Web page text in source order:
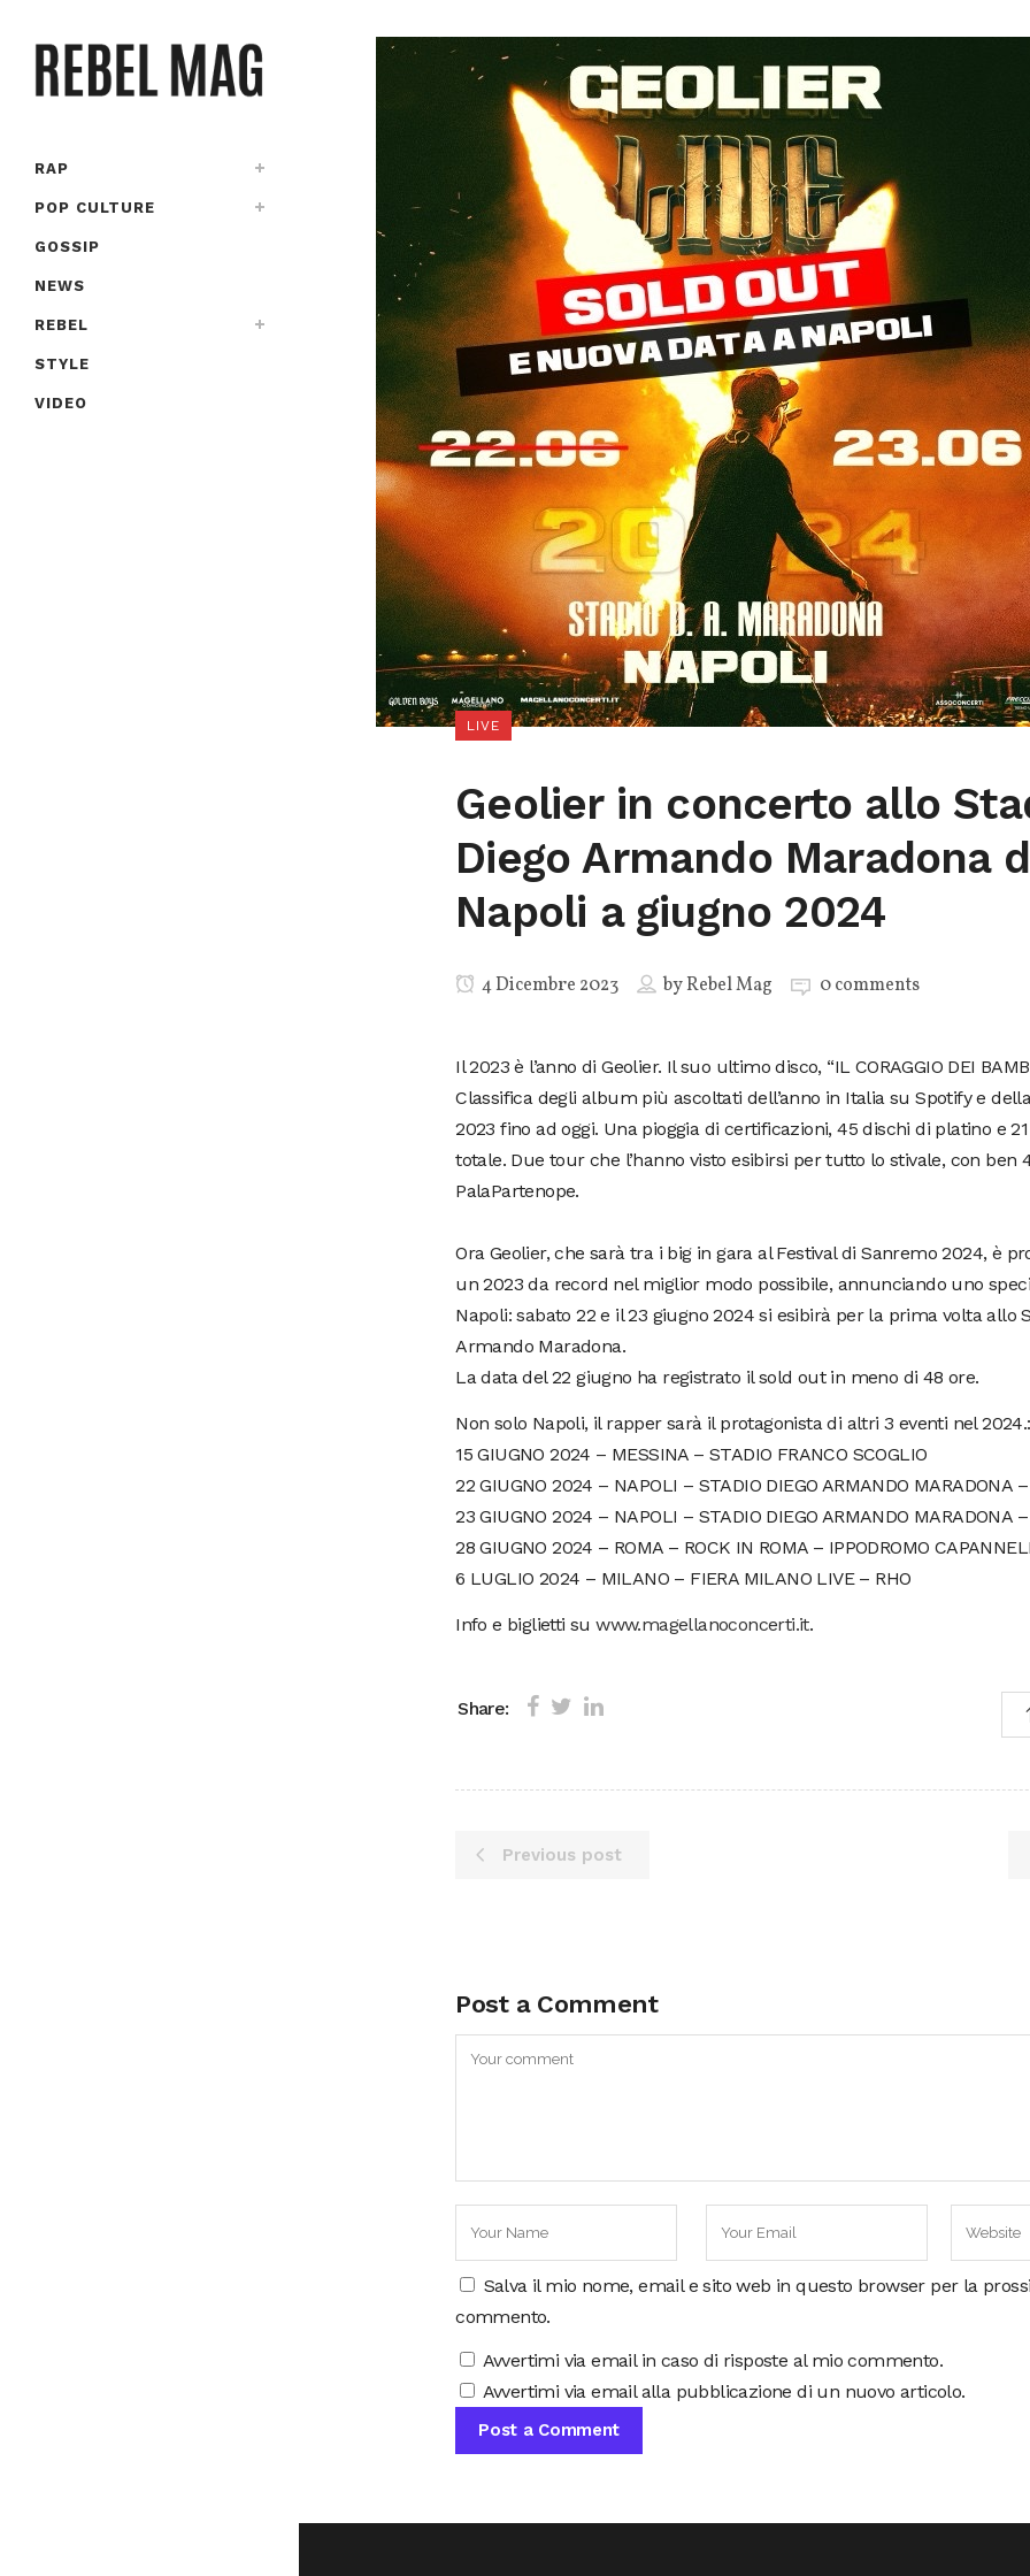
RAP
POP CULTURE
GOSSIP
NEWS
REBEL
STYLE
VIDEO
LIVE
Geolier in concerto allo
Diego Armando Maradona
Napoli a giugno 2024
4 Dicembre 2023 byRebel Mag 0 comments
Il 2023 è l’anno di Geolier. Il suo ultimo disco, “IL CORAGGIO DEI
Classifica degli album più ascoltati dell’anno in Italia su Spotify e
2023 fino ad oggi. Una pioggia di certificazioni, 45 dischi di platino e
totale. Due tour che l’hanno visto esibirsi per tutto lo stivale, con ben
PalaPartenope.
Ora Geolier, che sarà tra i big in gara al Festival di Sanremo 2024, è
un 2023 da record nel miglior modo possibile, annunciando uno
Napoli: sabato 22 e il 23 giugno 2024 si esibirà per la prima volta allo
Armando Maradona.
La data del 22 giugno ha registrato il sold out in meno di 48 ore.
Non solo Napoli, il rapper sarà il protagonista di altri 3 eventi nel 2024.:
15 GIUGNO 2024 – MESSINA – STADIO FRANCO SCOGLIO
22 GIUGNO 2024 – NAPOLI – STADIO DIEGO ARMANDO MARADONA
23 GIUGNO 2024 – NAPOLI – STADIO DIEGO ARMANDO MARADONA
28 GIUGNO 2024 – ROMA – ROCK IN ROMA – IPPODROMO
6 LUGLIO 2024 – MILANO – FIERA MILANO LIVE – RHO
Info e biglietti suwww.magellanoconcerti.it.
Share:
Previous post
Post a Comment
Salva il mio nome, email e sito web in questo browser per la
commento.
Avvertimi via email in caso di risposte al mio commento.
Avvertimi via email alla pubblicazione di un nuovo articolo.